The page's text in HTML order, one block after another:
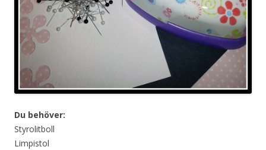
Du behöver:
Styrolitboll
Limpistol